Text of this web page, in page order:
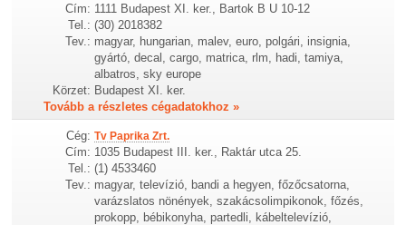
Cím: 1111 Budapest XI. ker., Bartok B U 10-12
Tel.: (30) 2018382
Tev.: magyar, hungarian, malev, euro, polgári, insignia,
gyártó, decal, cargo, matrica, rlm, hadi, tamiya,
albatros, sky europe
Körzet: Budapest XI. ker.
Tovább a részletes cégadatokhoz »
Cég: Tv Paprika Zrt.
Cím: 1035 Budapest III. ker., Raktár utca 25.
Tel.: (1) 4533460
Tev.: magyar, televízió, bandi a hegyen, főzőcsatorna,
varázslatos nönények, szakácsolimpikonok, főzés,
prokopp, bébikonyha, partedli, kábeltelevízió,